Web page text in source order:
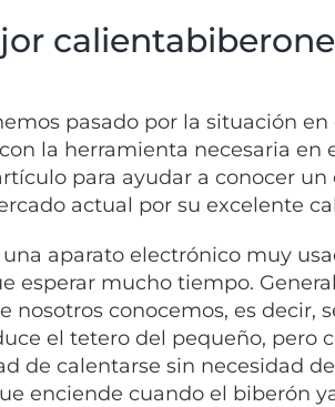
pasado por la situación
la herramienta necesaria en
para ayudar a conocer
actual por su excelente
aparato electrónico muy
esperar mucho tiempo.
nosotros conocemos, es decir,
el tetero del pequeño, pero
de calentarse sin necesidad
enciende cuando el biberón